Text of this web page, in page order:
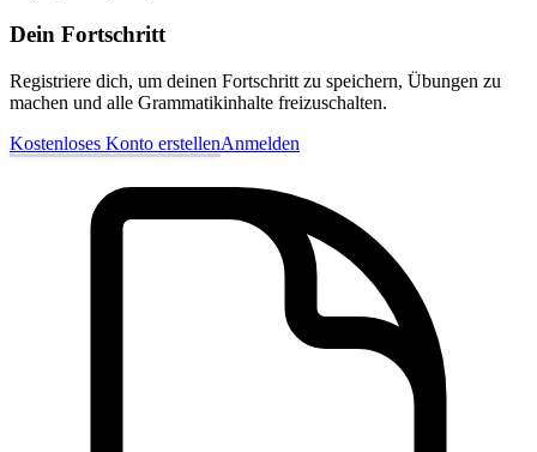
Dein Fortschritt
Registriere dich, um deinen Fortschritt zu speichern, Übungen zu
machen und alle Grammatikinhalte freizuschalten.
Kostenloses Konto erstellenAnmelden